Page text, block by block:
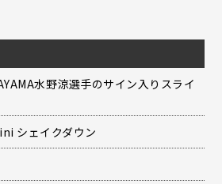
水野涼選手のサイン入りスライ
シェイクダウン